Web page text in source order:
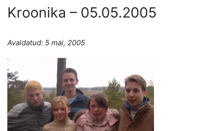
Kroonika – 05.05.2005
Avaldatud: 5 mai, 2005